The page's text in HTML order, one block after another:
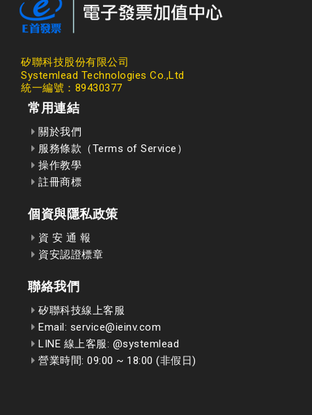
矽聯科技股份有限公司
Systemlead Technologies Co.,Ltd
統一編號：89430377
常用連結
關於我們
服務條款（Terms of Service）
操作教學
註冊商標
個資與隱私政策
資 安 通 報
資安認證標章
聯絡我們
矽聯科技線上客服
Email: service@ieinv.com
LINE 線上客服: @systemlead
營業時間: 09:00 ~ 18:00 (非假日)